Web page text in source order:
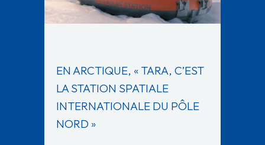
EN ARCTIQUE, « TARA, C’EST
LA STATION SPATIALE
INTERNATIONALE DU PÔLE
NORD »